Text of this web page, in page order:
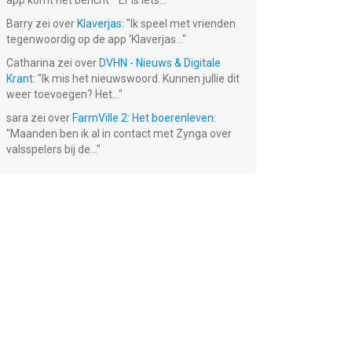
Barry zei over Klaverjas: " Ik speel met vrienden
tegenwoordig op de app ‘Klaverjas... "
Catharina zei over DVHN - Nieuws & Digitale
Krant: " Ik mis het nieuwswoord. Kunnen jullie dit
weer toevoegen? Het... "
sara zei over FarmVille 2: Het boerenleven:
"Maanden ben ik al in contact met Zynga over
valsspelers bij de... "